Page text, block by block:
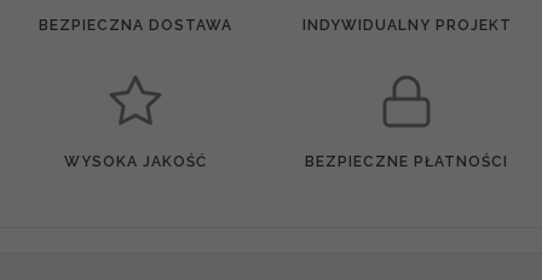
BEZPIECZNA DOSTAWA INDYWIDUALNY PROJEKT
WYSOKA JAKOŚĆ BEZPIECZNE PŁATNOŚCI